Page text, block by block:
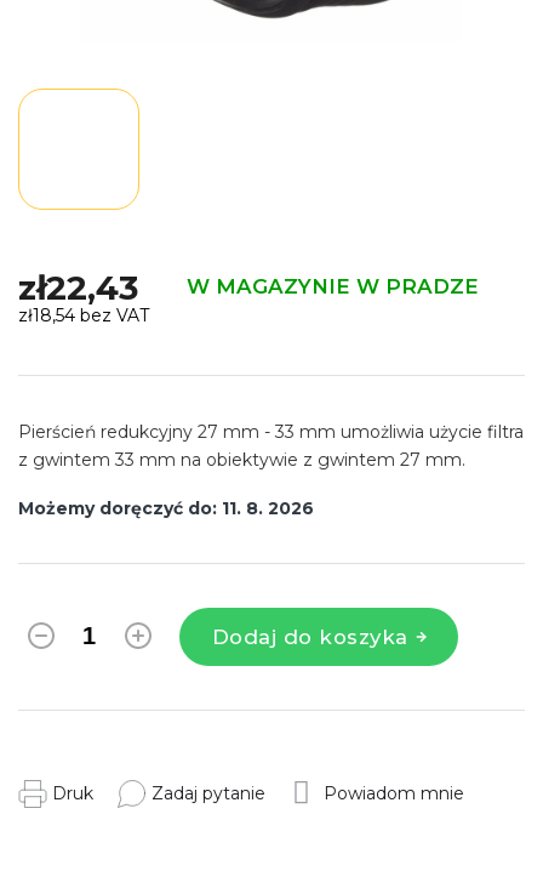
zł22,43 W MAGAZYNIE W PRADZE
zł18,54 bez VAT
jednostkowa:
Możemy doręczyć do: 11. 8. 2026
Dodaj do koszyka
Pierścień redukcyjny 27 mm - 33 mm umożliwia użycie filtra
z gwintem 33 mm na obiektywie z gwintem 27 mm.
Druk Zadaj pytanie Powiadom mnie